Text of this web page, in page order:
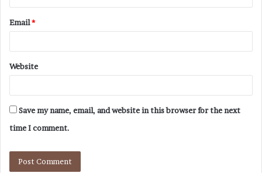
Email*
Website
Save my name, email, and website in this browser for the next
time I comment.